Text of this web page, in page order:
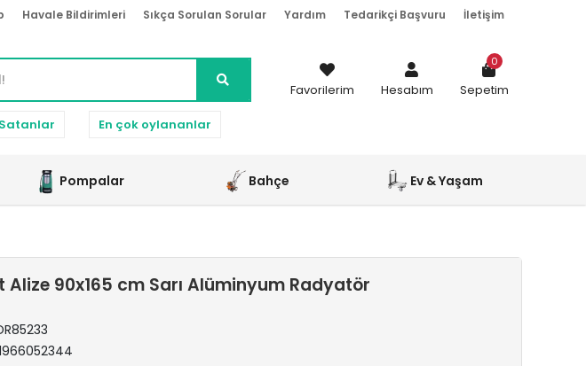
Havale Bildirimleri Sıkça Sorulan Sorular Yardım Tedarikçi Başvuru İletişim
En çok oylananlar
Favorilerim Hesabım Sepetim
0
Pompalar Bahçe Ev & Yaşam
90x165 cm Sarı Alüminyum Radyatör